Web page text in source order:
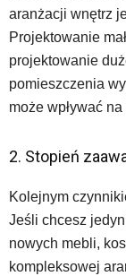
aranżacji wnętrz
Projektowanie
projektowanie
pomieszczenia
może wpływać na
2. Stopień
Kolejnym
Jeśli chcesz
nowych mebli,
kompleksowej